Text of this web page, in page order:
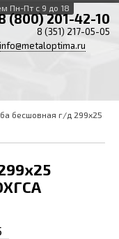
Пн-Пт с 9 до 18
(800) 201-42-10
8 (351) 217-05-05
info@metaloptima.ru
бесшовная г/д 299х25